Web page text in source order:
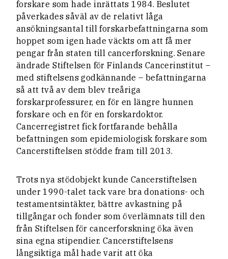
forskare som hade inrättats 1984. Beslutet
påverkades såväl av de relativt låga
ansökningsantal till forskarbefattningarna som
hoppet som igen hade väckts om att få mer
pengar från staten till cancerforskning. Senare
ändrade Stiftelsen för Finlands Cancerinstitut –
med stiftelsens godkännande – befattningarna
så att två av dem blev treåriga
forskarprofessurer, en för en längre hunnen
forskare och en för en forskardoktor.
Cancerregistret fick fortfarande behålla
befattningen som epidemiologisk forskare som
Cancerstiftelsen stödde fram till 2013.
Trots nya stödobjekt kunde Cancerstiftelsen
under 1990-talet tack vare bra donations- och
testamentsintäkter, bättre avkastning på
tillgångar och fonder som överlämnats till den
från Stiftelsen för cancerforskning öka även
sina egna stipendier. Cancerstiftelsens
långsiktiga mål hade varit att öka